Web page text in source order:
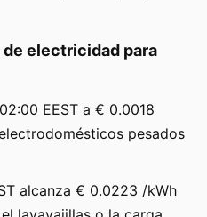
electricidad para
02:00 EEST a € 0.0018
pesados
alcanza € 0.0223 /kWh